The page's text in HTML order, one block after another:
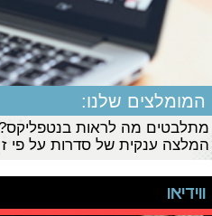
המומלצים שלנו:
מתלבטים מה לראות
המלצה ענקית של סדרות על פי
ווידיאו